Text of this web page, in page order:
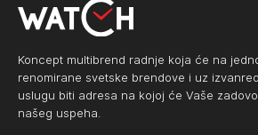
Koncept multibrend radnje koja će na
renomirane svetske brendove i uz
uslugu biti adresa na kojoj će Vaše
našeg uspeha.